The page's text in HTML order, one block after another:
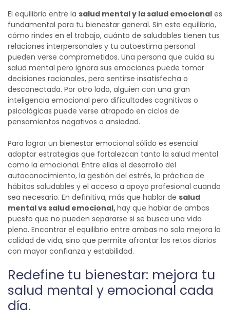
El equilibrio entre la salud mental y la salud emocional es
fundamental para tu bienestar general. Sin este equilibrio,
cómo rindes en el trabajo, cuánto de saludables tienen tus
relaciones interpersonales y tu autoestima personal
pueden verse comprometidos. Una persona que cuida su
salud mental pero ignora sus emociones puede tomar
decisiones racionales, pero sentirse insatisfecha o
desconectada. Por otro lado, alguien con una gran
inteligencia emocional pero dificultades cognitivas o
psicológicas puede verse atrapado en ciclos de
pensamientos negativos o ansiedad.
Para lograr un bienestar emocional sólido es esencial
adoptar estrategias que fortalezcan tanto la salud mental
como la emocional. Entre ellas el desarrollo del
autoconocimiento, la gestión del estrés, la práctica de
hábitos saludables y el acceso a apoyo profesional cuando
sea necesario. En definitiva, más que hablar de salud
mental vs salud emocional,hay que hablar de ambas
puesto que no pueden separarse si se busca una vida
plena. Encontrar el equilibrio entre ambas no solo mejora la
calidad de vida, sino que permite afrontar los retos diarios
con mayor confianza y estabilidad.
Redefine tu bienestar: mejora tu
salud mental y emocional cada
día.